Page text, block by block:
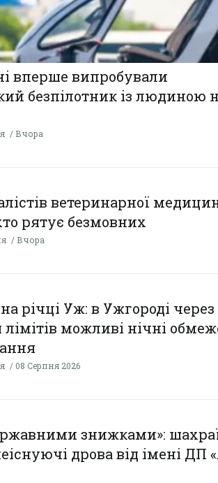
вперше випробували
безпілотник із людиною
Вчора
ветеринарної
рятує безмовних
Вчора
річці Уж: в Ужгороді через
можливі нічні
08 Серпня 2026
знижками»:
дрова від імені ДП